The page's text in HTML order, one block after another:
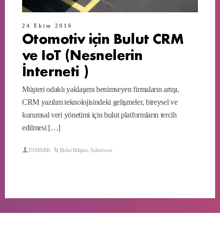
24 Ekim 2016
Otomotiv için Bulut CRM
ve IoT (Nesnelerin
İnterneti )
Müşteri odaklı yaklaşımı benimseyen firmaların artışı,
CRM yazılım teknolojisindeki gelişmeler, bireysel ve
kurumsal veri yönetimi için bulut platformların tercih
edilmesi […]
INSPARK Bulut Bilişim ,Salesforce